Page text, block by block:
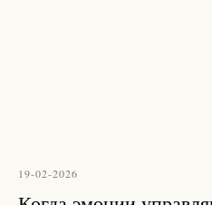
19-02-2026